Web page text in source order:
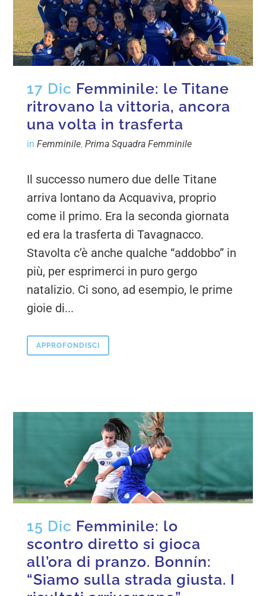
17 Dic Femminile: le Titane
ritrovano la vittoria, ancora
una volta in trasferta
inFemminile,Prima Squadra Femminile
Il successo numero due delle Titane
arriva lontano da Acquaviva, proprio
come il primo. Era la seconda giornata
ed era la trasferta di Tavagnacco.
Stavolta c’è anche qualche “addobbo” in
più, per esprimerci in puro gergo
natalizio. Ci sono, ad esempio, le prime
gioie di...
APPROFONDISCI
15 Dic Femminile: lo
scontro diretto si gioca
all’ora di pranzo. Bonnín:
“Siamo sulla strada giusta. I